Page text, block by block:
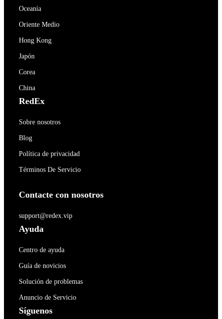
Oceanía
Oriente Medio
Hong Kong
Japón
Corea
China
RedEx
Sobre nosotros
Blog
Política de privacidad
Términos De Servicio
Contacte con nosotros
support@redex.vip
Ayuda
Centro de ayuda
Guía de novicios
Solución de problemas
Anuncio de Servicio
Síguenos